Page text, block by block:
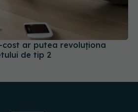
cost ar putea revoluționa
de tip 2